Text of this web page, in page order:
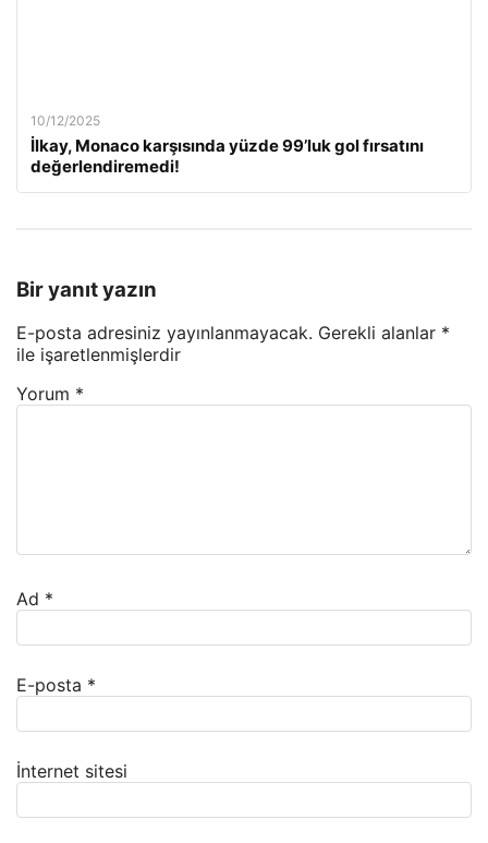
10/12/2025
İlkay, Monaco karşısında yüzde 99’luk gol fırsatını
değerlendiremedi!
Bir yanıt yazın
E-posta adresiniz yayınlanmayacak. Gerekli alanlar *
ile işaretlenmişlerdir
Yorum *
Ad *
E-posta *
İnternet sitesi